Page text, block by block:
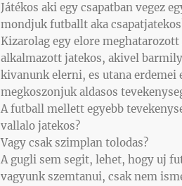
Játékos aki egy csapatban vegez
mondjuk futballt aka
Kizarolag egy elore
alkalmazott jatekos, akivel
kivanunk elerni, es utana erdemei
megkoszonjuk aldasos
A futball mellett egyebb
vallalo jatekos?
Vagy csak szimplan tolodas?
A gugli sem segit, lehet, hogy uj
vagyunk szemtanui, csak nem